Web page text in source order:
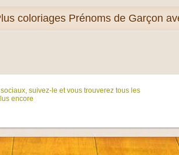
coloriages Prénoms de Garçon
suivez-le et vous trouverez tous les
encore